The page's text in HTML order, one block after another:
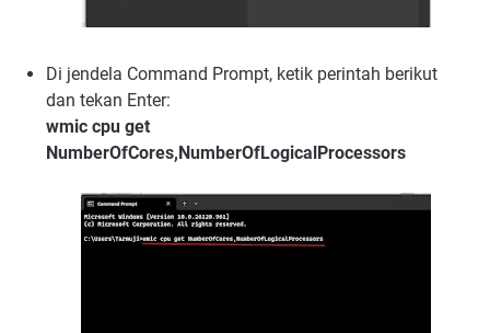
Di jendela Command Prompt, ketik perintah berikut
dan tekan Enter:
wmic cpu get
NumberOfCores,NumberOfLogicalProcessors